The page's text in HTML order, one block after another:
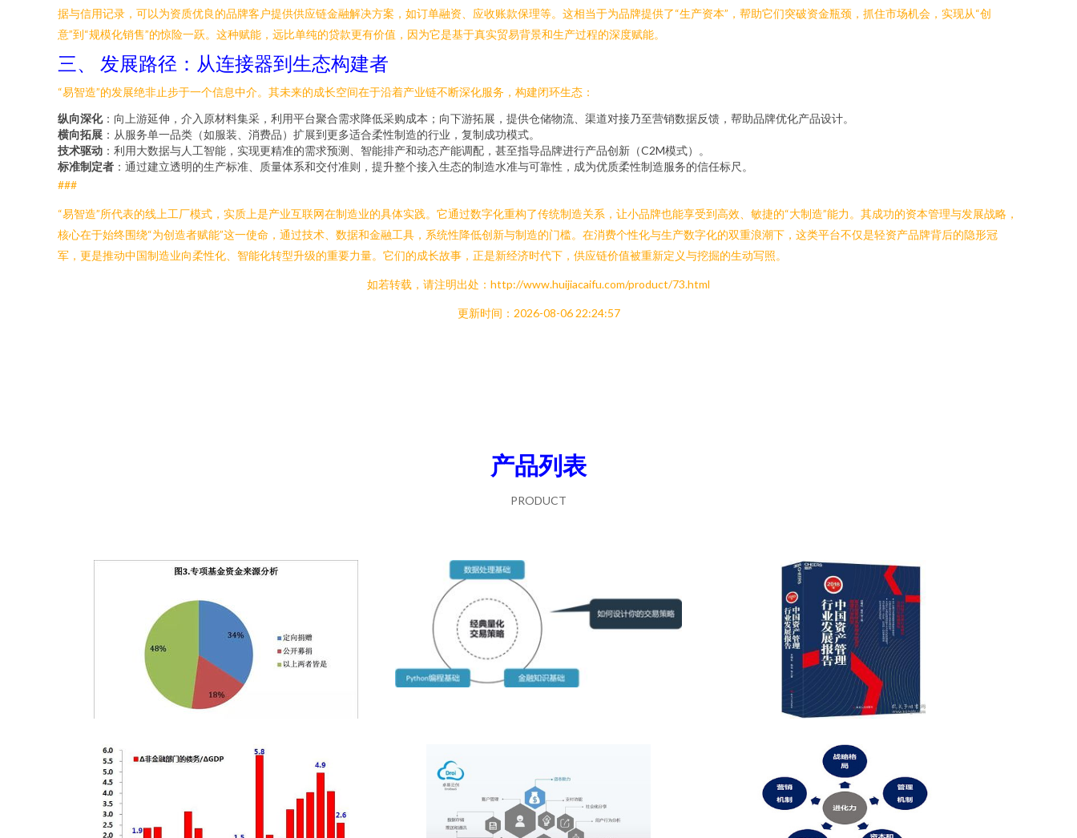
据与信用记录，可以为资质优良的品牌客户提供供应链金融解决方案，如订单融资、应收账款保理等。这相当于为品牌提供了“生产资本”，帮助它们突破资金瓶颈，抓住市场机会，实现从“创
意”到“规模化销售”的惊险一跃。这种赋能，远比单纯的贷款更有价值，因为它是基于真实贸易背景和生产过程的深度赋能。
三、 发展路径：从连接器到生态构建者
“易智造”的发展绝非止步于一个信息中介。其未来的成长空间在于沿着产业链不断深化服务，构建闭环生态：
纵向深化：向上游延伸，介入原材料集采，利用平台聚合需求降低采购成本；向下游拓展，提供仓储物流、渠道对接乃至营销数据反馈，帮助品牌优化产品设计。
横向拓展 ：从服务单一品类（如服装、消费品）扩展到更多适合柔性制造的行业，复制成功模式。
技术驱动 ：利用大数据与人工智能，实现更精准的需求预测、智能排产和动态产能调配，甚至指导品牌进行产品创新（C2M模式）。
标准制定者 ：通过建立透明的生产标准、质量体系和交付准则，提升整个接入生态的制造水准与可靠性，成为优质柔性制造服务的信任标尺。
###
“易智造”所代表的线上工厂模式，实质上是产业互联网在制造业的具体实践。它通过数字化重构了传统制造关系，让小品牌也能享受到高效、敏捷的“大制造”能力。其成功的资本管理与发展战略，
核心在于始终围绕“为创造者赋能”这一使命，通过技术、数据和金融工具，系统性降低创新与制造的门槛。在消费个性化与生产数字化的双重浪潮下，这类平台不仅是轻资产品牌背后的隐形冠
军，更是推动中国制造业向柔性化、智能化转型升级的重要力量。它们的成长故事，正是新经济时代下，供应链价值被重新定义与挖掘的生动写照。
如若转载，请注明出处：http://www.huijiacaifu.com/product/73.html
更新时间：2026-08-06 22:24:57
产品列表
PRODUCT